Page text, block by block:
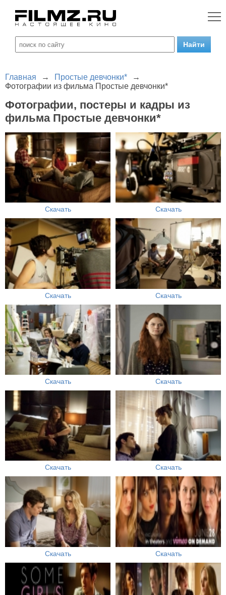
Главная → Простые девчонки*
→
Фотографии из фильма Простые девчонки*
Фотографии, постеры и кадры из
фильма Простые девчонки*
Скачать Скачать
Скачать Скачать
Скачать Скачать
Скачать Скачать
Скачать Скачать